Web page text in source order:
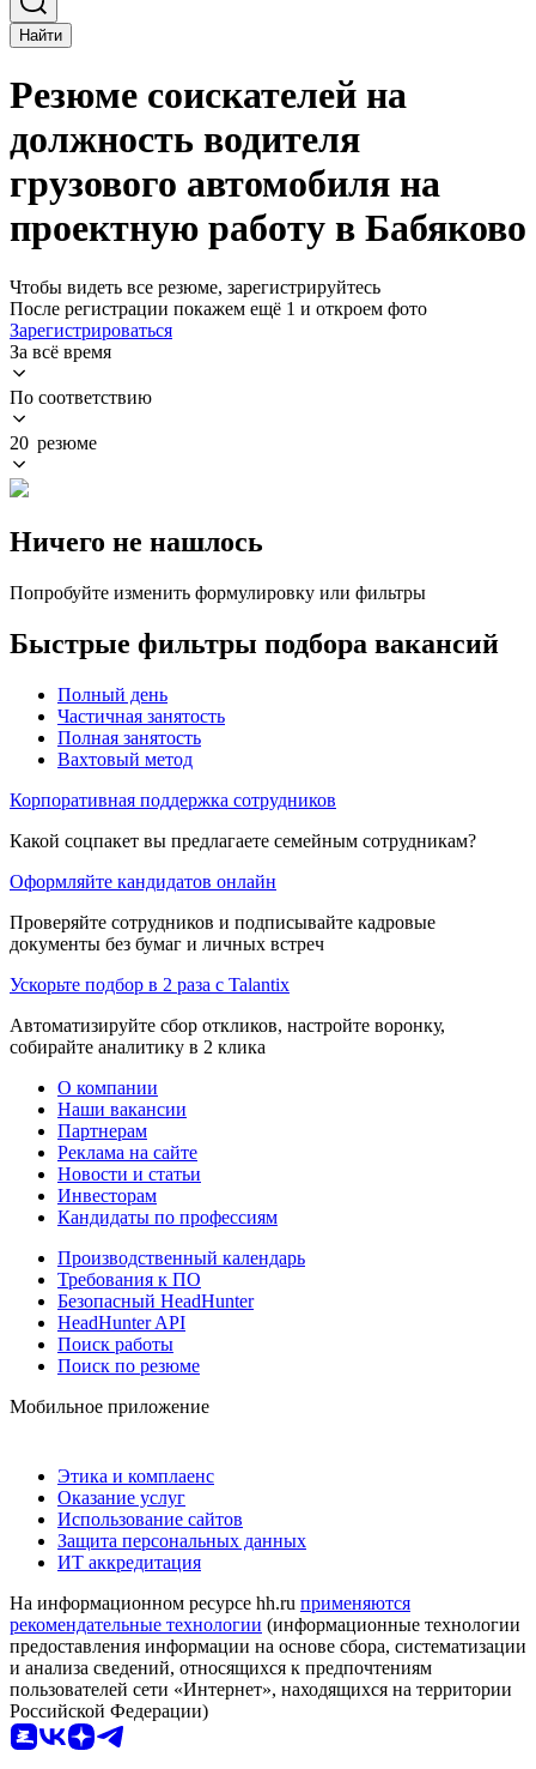
Найти
Резюме соискателей на
должность водителя
грузового автомобиля на
проектную работу в Бабяково
Чтобы видеть все резюме, зарегистрируйтесь
После регистрации покажем ещё 1 и откроем фото
Зарегистрироваться
За всё время
По соответствию
20 резюме
Ничего не нашлось
Попробуйте изменить формулировку или фильтры
Быстрые фильтры подбора вакансий
Полный день
Частичная занятость
Полная занятость
Вахтовый метод
Корпоративная поддержка сотрудников
Какой соцпакет вы предлагаете семейным сотрудникам?
Оформляйте кандидатов онлайн
Проверяйте сотрудников и подписывайте кадровые
документы без бумаг и личных встреч
Ускорьте подбор в 2 раза с Talantix
Автоматизируйте сбор откликов, настройте воронку,
собирайте аналитику в 2 клика
О компании
Наши вакансии
Партнерам
Реклама на сайте
Новости и статьи
Инвесторам
Кандидаты по профессиям
Производственный календарь
Требования к ПО
Безопасный HeadHunter
HeadHunter API
Поиск работы
Поиск по резюме
Мобильное приложение
Этика и комплаенс
Оказание услуг
Использование сайтов
Защита персональных данных
ИТ аккредитация
На информационном ресурсе hh.ru применяются
рекомендательные технологии (информационные технологии
предоставления информации на основе сбора, систематизации
и анализа сведений, относящихся к предпочтениям
пользователей сети «Интернет», находящихся на территории
Российской Федерации)